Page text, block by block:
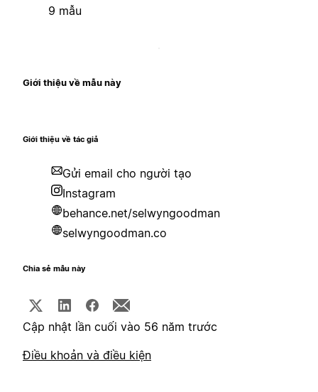
9 mẫu
Giới thiệu về mẫu này
Giới thiệu về tác giả
Gửi email cho người tạo
Instagram
behance.net/selwyngoodman
selwyngoodman.co
Chia sẻ mẫu này
Cập nhật lần cuối vào 56 năm trước
Điều khoản và điều kiện